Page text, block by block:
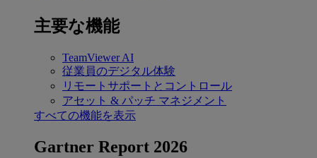
主要な機能
TeamViewer AI
従業員のデジタル体験
リモートサポートとコントロール
アセット & パッチ マネジメント
すべての機能を表示
Gartner Report 2026